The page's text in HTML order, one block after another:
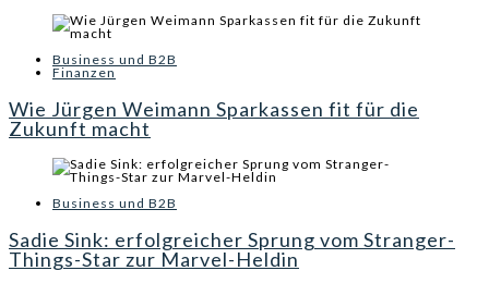
Business und B2B
Finanzen
Wie Jürgen Weimann Sparkassen fit für die
Zukunft macht
Business und B2B
Sadie Sink: erfolgreicher Sprung vom Stranger-
Things-Star zur Marvel-Heldin